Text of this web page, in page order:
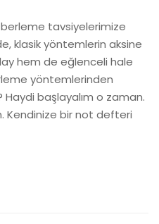
tavsiyelerimize
klasik yöntemlerin aksine
hem de eğlenceli hale
yöntemlerinden
Haydi başlayalım o zaman.
Kendinize bir not defteri